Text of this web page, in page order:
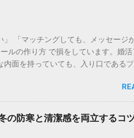
済力と安定感 男性の場合、最も重
護士、大手商社など Aランク： 年収
性の評価ポイント：若さと容姿 女性
。 Sランク： 20代中盤まで、モデ
事能力 Bランク： 33歳〜30代後半、
ランクを知るメリットと「高望み」
チング率の劇的な向上」**です。
も2つ以上上の相手ば...
」 「マッチングしても、メッセージ
ルの作り方 で損をしています。婚
面を持っていても、入り口である
はなく、**「相手に安心感を与え、
伝のプロフィール作成術を、写真
む！好感度を最大化する視覚戦略
、良さそうだな」と思ってもらうた
の防寒と清潔感を両立するコ